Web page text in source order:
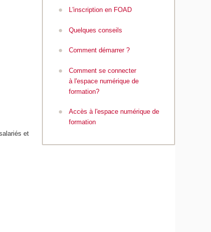
et
L'inscription en FOAD
Quelques conseils
Comment démarrer ?
Comment se connecter
à l'espace numérique de
formation?
Accès à l'espace numérique de
formation